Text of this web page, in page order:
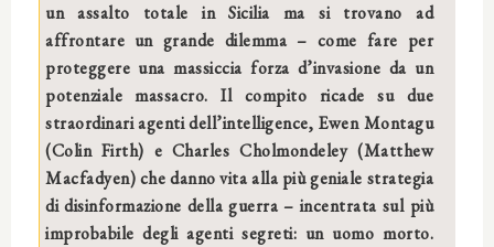
un assalto totale in Sicilia ma si trovano ad
affrontare un grande dilemma – come fare per
proteggere una massiccia forza d’invasione da un
potenziale massacro. Il compito ricade su due
straordinari agenti dell’intelligence, Ewen Montagu
(Colin Firth) e Charles Cholmondeley (Matthew
Macfadyen) che danno vita alla più geniale strategia
di disinformazione della guerra – incentrata sul più
improbabile degli agenti segreti: un uomo morto.